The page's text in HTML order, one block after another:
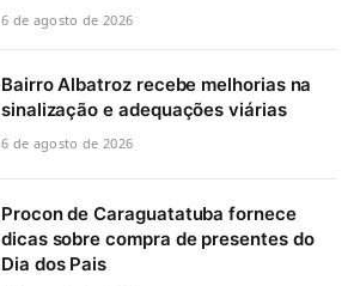
6 de agosto de 2026
Bairro Albatroz recebe melhorias na
sinalização e adequações viárias
6 de agosto de 2026
Procon de Caraguatatuba fornece
dicas sobre compra de presentes do
Dia dos Pais